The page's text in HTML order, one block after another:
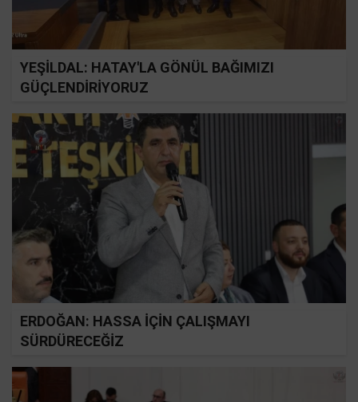
YEŞİLDAL: HATAY'LA GÖNÜL BAĞIMIZI
GÜÇLENDİRİYORUZ
ERDOĞAN: HASSA İÇİN ÇALIŞMAYI
SÜRDÜRECEĞİZ